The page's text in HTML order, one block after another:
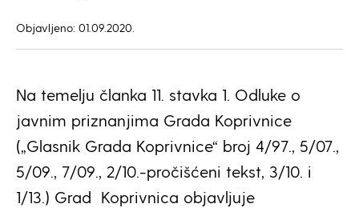
Objavljeno: 01.09.2020.
Na temelju članka 11. stavka 1. Odluke o
javnim priznanjima Grada Koprivnice
(„Glasnik Grada Koprivnice“ broj 4/97., 5/07.,
5/09., 7/09., 2/10.-pročišćeni tekst, 3/10. i
1/13.) Grad Koprivnica objavljuje